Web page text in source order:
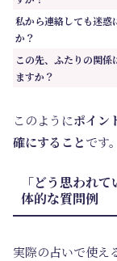
私から連絡しても迷惑
か？
この先、ふたりの関係
ますか？
このようにポイン
確にすることです。
「どう思われ
体的な質問例
実際の占いで使え